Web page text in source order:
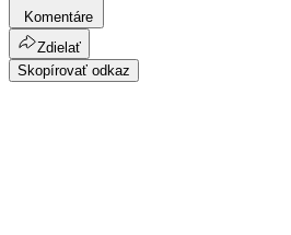
Komentáre
Zdielať
Skopírovať odkaz